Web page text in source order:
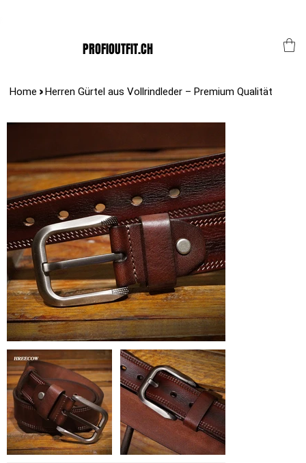
PROFIOUTFIT.CH
Home >Herren Gürtel aus Vollrindleder – Premium Qualität